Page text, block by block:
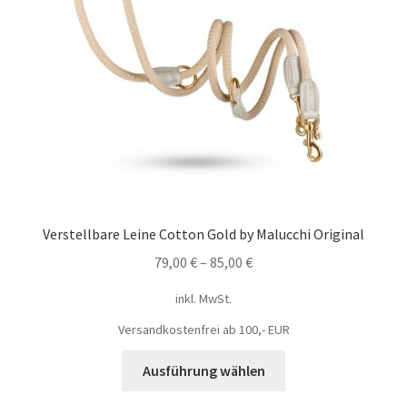
Verstellbare Leine Cotton Gold by Malucchi Original
79,00 €– 85,00 €
inkl. MwSt.
Versandkostenfrei ab 100,- EUR
Ausführung wählen